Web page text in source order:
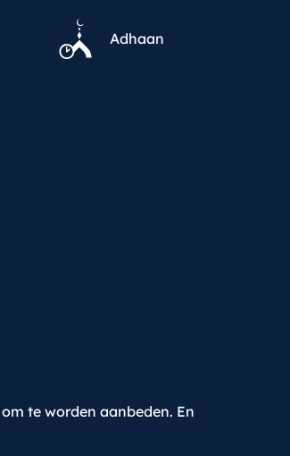
Adhaan
te worden aanbeden. En